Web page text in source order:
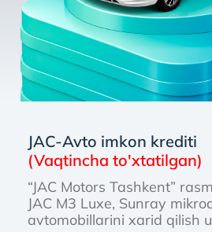
JAC-Avto imkon krediti
(Vaqtincha to'xtatilgan)
“JAC Motors Tashkent”
JAC M3 Luxe, Sunray
avtomobillarini xarid qilish